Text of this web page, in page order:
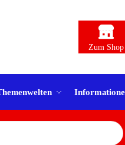
Zum Shop